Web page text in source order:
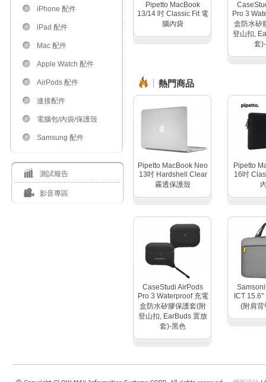
iPhone 配件
iPad 配件
Mac 配件
Apple Watch 配件
AirPods 配件
連接配件
電腦包/內袋/保護殼
Samsung 配件
測試報告
影音專區
Pipetto MacBook
13/14 吋 Classic Fit 電
腦內袋
Pro 3
盒防水矽
登山扣,
套
熱門商品
Pipetto MacBook Neo
13吋 Hardshell Clear
霧透保護殼
Pipetto
16吋
CaseStudi AirPods
Pro 3 Waterproof 充電
盒防水矽膠保護套(附
登山扣, EarBuds 置放
套)-黑色
ICT
(附肩背